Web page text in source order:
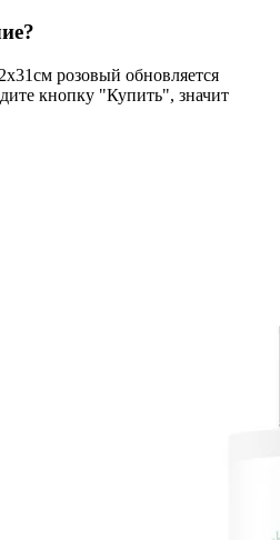
розовый обновляется
кнопку "Купить", значит